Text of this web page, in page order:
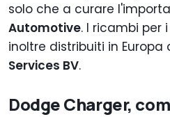
solo che a curare
Automotive. I ricambi per
inoltre distribuiti in Europa
Services BV.
Dodge Charger,